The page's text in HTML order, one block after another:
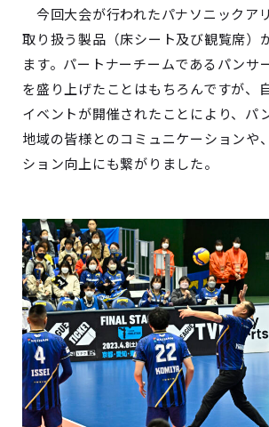
今回大会が行われたパナソニックア
取り扱う製品（床シート及び観覧席）
ます。パートナーチームであるパンサ
を盛り上げたことはもちろんですが、
イベントが開催されたことにより、パ
地域の皆様とのコミュニケーションや
ション向上にも繋がりました。